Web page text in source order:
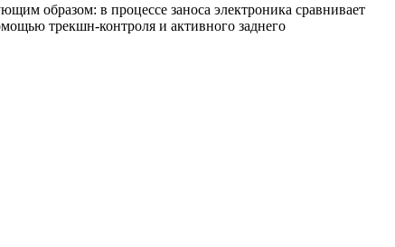
образом: в процессе заноса электроника сравнивает
трекшн-контроля и активного заднего